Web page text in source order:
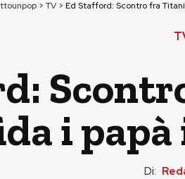
> TV> Ed Stafford: Scontro fra
i
Di: